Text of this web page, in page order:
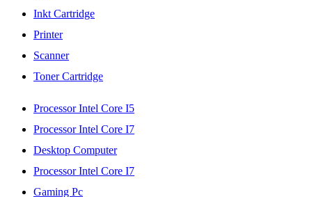
Inkt Cartridge
Printer
Scanner
Toner Cartridge
Processor Intel Core I5
Processor Intel Core I7
Desktop Computer
Processor Intel Core I7
Gaming Pc